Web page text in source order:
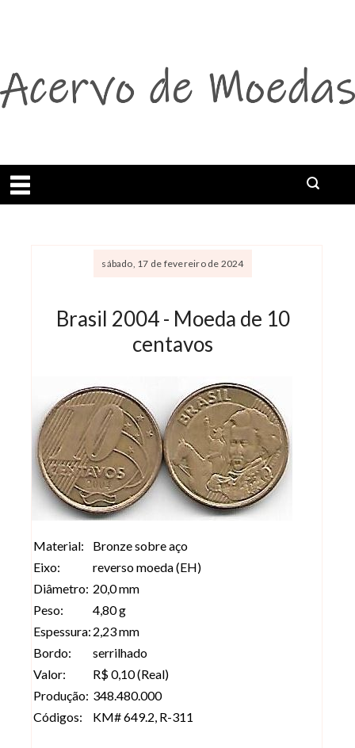
Abrir menu
Buscar
sábado, 17 de fevereiro de 2024
Brasil 2004 - Moeda de 10
centavos
Material:
Eixo:
Diâmetro:
Peso:
Espessura:
Bordo:
Valor:
Produção:
Códigos:
Bronze sobre aço
reverso moeda (EH)
20,0 mm
4,80 g
2,23 mm
serrilhado
R$ 0,10 (Real)
348.480.000
KM# 649.2, R-311